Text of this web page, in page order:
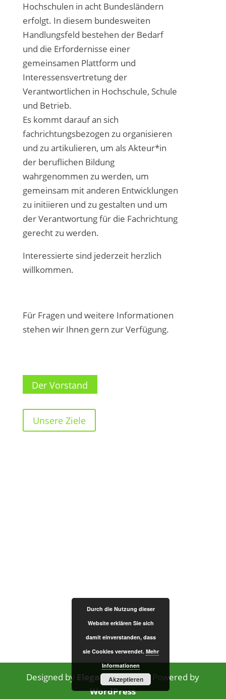
Hochschulen in acht Bundesländern
erfolgt. In diesem bundesweiten
Handlungsfeld bestehen der Bedarf
und die Erfordernisse einer
gemeinsamen Plattform und
Interessensvertretung der
Verantwortlichen in Hochschule, Schule
und Betrieb.
Es kommt darauf an sich
fachrichtungsbezogen zu organisieren
und zu artikulieren, um als Akteur*in
der beruflichen Bildung
wahrgenommen zu werden, um
gemeinsam mit anderen Entwicklungen
zu initiieren und zu gestalten und um
der Verantwortung für die Fachrichtung
gerecht zu werden.
Interessierte sind jederzeit herzlich
willkommen.
Für Fragen und weitere Informationen
stehen wir Ihnen gern zur Verfügung.
Der Vorstand
Unsere Ziele
Erfahren Sie mehr
Designed by Elegant Themes| Powered by
WordPress
Durch die Nutzung dieser
Website erklären Sie sich
damit einverstanden, dass
sie Cookies verwendet. Mehr
Informationen
Akzeptieren